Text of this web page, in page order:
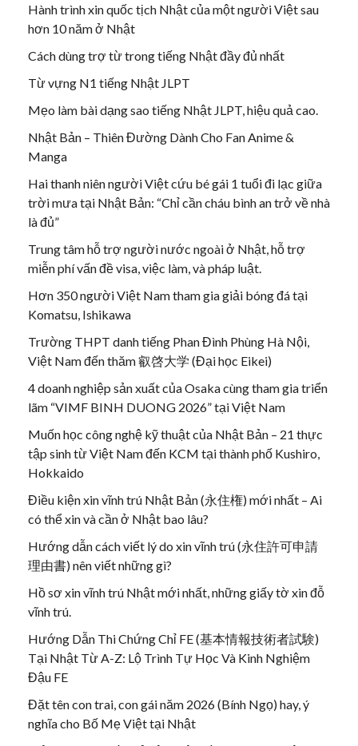
Hành trình xin quốc tịch Nhật của một người Việt sau
hơn 10 năm ở Nhật
Cách dùng trợ từ trong tiếng Nhật đầy đủ nhất
Từ vựng N1 tiếng Nhật JLPT
Mẹo làm bài dạng sao tiếng Nhật JLPT, hiệu quả cao.
Nhật Bản – Thiên Đường Dành Cho Fan Anime &
Manga
Hai thanh niên người Việt cứu bé gái 1 tuổi đi lạc giữa
trời mưa tại Nhật Bản: “Chỉ cần cháu bình an trở về nhà
là đủ”
Trung tâm hỗ trợ người nước ngoài ở Nhật, hỗ trợ
miễn phí vấn đề visa, việc làm, và pháp luật.
Hơn 350 người Việt Nam tham gia giải bóng đá tại
Komatsu, Ishikawa
Trường THPT danh tiếng Phan Đình Phùng Hà Nội,
Việt Nam đến thăm 叡啓大学 (Đại học Eikei)
4 doanh nghiệp sản xuất của Osaka cùng tham gia triển
lãm “VIMF BINH DUONG 2026” tại Việt Nam
Muốn học công nghệ kỹ thuật của Nhật Bản – 21 thực
tập sinh từ Việt Nam đến KCM tại thành phố Kushiro,
Hokkaido
Điều kiện xin vĩnh trú Nhật Bản (永住権) mới nhất – Ai
có thể xin và cần ở Nhật bao lâu?
Hướng dẫn cách viết lý do xin vĩnh trú (永住許可申請
理由書) nên viết những gì?
Hồ sơ xin vĩnh trú Nhật mới nhất, những giấy tờ xin đỗ
vĩnh trú.
Hướng Dẫn Thi Chứng Chỉ FE (基本情報技術者試験)
Tại Nhật Từ A-Z: Lộ Trình Tự Học Và Kinh Nghiệm
Đậu FE
Đặt tên con trai, con gái năm 2026 (Bính Ngọ) hay, ý
nghĩa cho Bố Mẹ Việt tại Nhật